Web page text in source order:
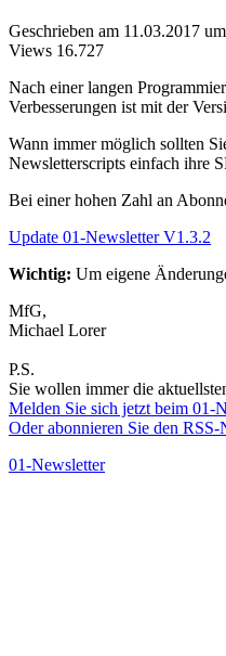
Geschrieben am 11.03.2017
Views 16.727
Nach einer langen
Verbesserungen ist mit der
Wann immer möglich sollten
Newsletterscripts einfach ihre
Bei einer hohen Zahl an
Update 01-Newsletter V1.3.2
Wichtig: Um eigene
MfG,
Michael Lorer
P.S.
Sie wollen immer die
Melden Sie sich jetzt beim 01-
Oder abonnieren Sie den RSS-
01-Newsletter